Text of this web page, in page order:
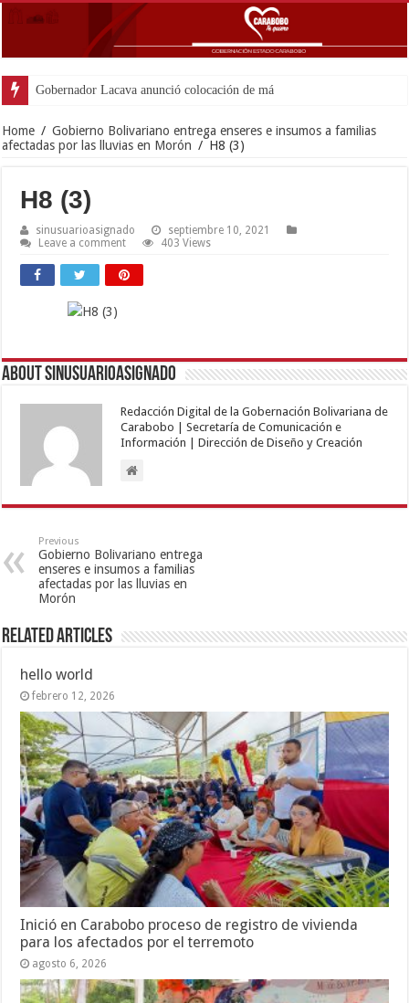
Gobernador Lacava anunció colocación de más de mil 500 to
Home / Gobierno Bolivariano entrega enseres e insumos a familias
afectadas por las lluvias en Morón / H8 (3)
H8 (3)
sinusuarioasignado
septiembre 10, 2021
Leave a comment
403 Views
About sinusuarioasignado
Redacción Digital de la Gobernación Bolivariana de
Carabobo | Secretaría de Comunicación e
Información | Dirección de Diseño y Creación
Previous
Gobierno Bolivariano entrega
enseres e insumos a familias
afectadas por las lluvias en
Morón
Related Articles
hello world
febrero 12, 2026
Inició en Carabobo proceso de registro de vivienda
para los afectados por el terremoto
agosto 6, 2026